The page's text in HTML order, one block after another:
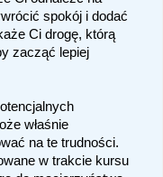
spokój i dodać
Ci drogę, którą
zacząć lepiej
właśnie
na te trudności.
w trakcie kursu